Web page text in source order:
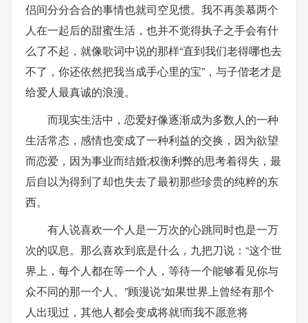
侣间分分合合的事情也就司空见惯。我不再羡慕两个
人在一起后的甜蜜生活，也并不觉得执子之手会有什
么了不起，就像歌词中说的那样“直到我们老得哪也去
不了，你还依然把我当成手心里的宝”，与子偕老才是
给爱人最真诚的浪漫。
而现实生活中，恋爱好像逐渐成为多数人的一种
生活常态，感情也变成了一种利益的交换，因为欲望
而恋爱，因为事业而结婚;权衡利弊的思考着得失，最
后自以为得到了却也失去了最初那些珍贵的纯粹的东
西。
有人说喜欢一个人是一万次的心跳同时也是一万
次的叹息。那么喜欢到底是什么，九把刀说：“这个世
界上，每个人都在等一个人，等待一个能够看见你与
众不同的那一个人。”顾漫说“如果世界上曾经有那个
人出现过，其他人都会变成将就!而我不愿意将